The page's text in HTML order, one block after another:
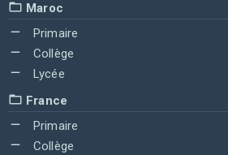
Maroc
Primaire
Collège
Lycée
France
Primaire
Collège